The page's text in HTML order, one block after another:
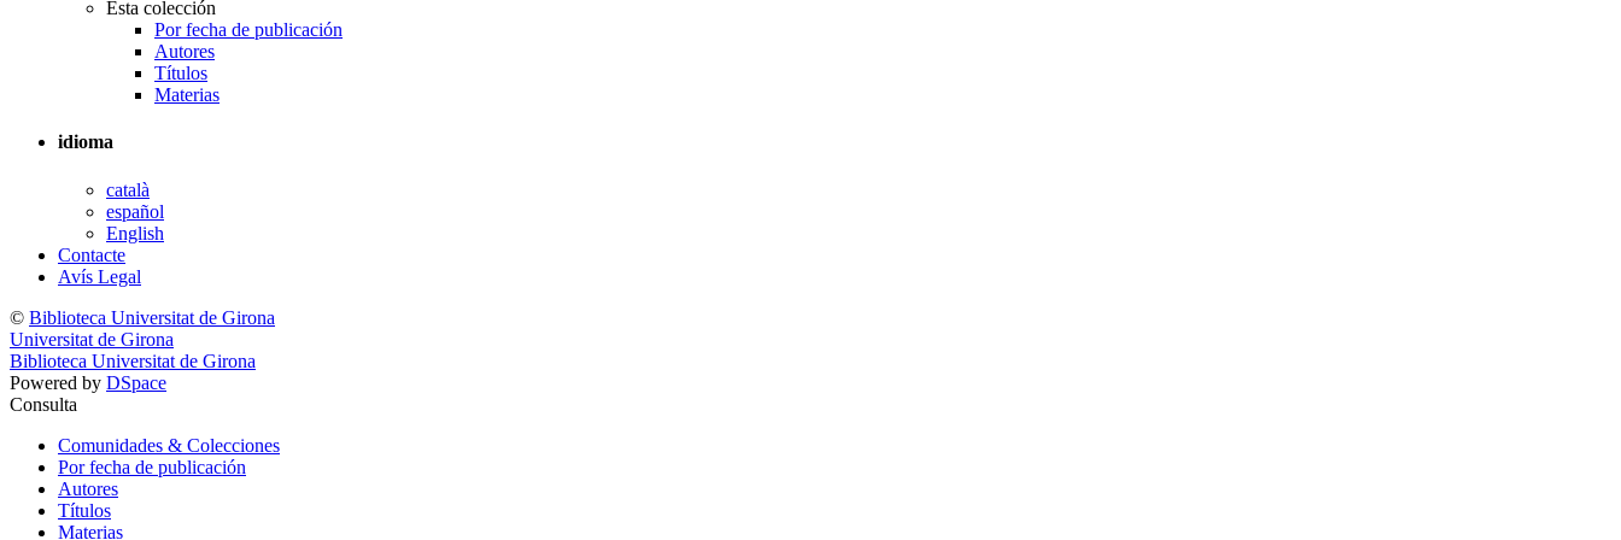
Esta colección
Por fecha de publicación
Autores
Títulos
Materias
idioma
català
español
English
Contacte
Avís Legal
© Biblioteca Universitat de Girona
Universitat de Girona
Biblioteca Universitat de Girona
Powered by DSpace
Consulta
Comunidades & Colecciones
Por fecha de publicación
Autores
Títulos
Materias